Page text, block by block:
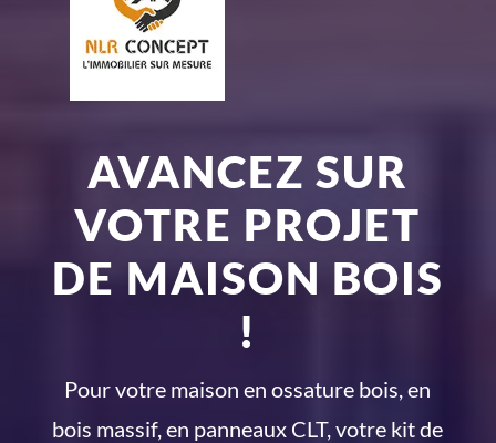
AVANCEZ SUR
VOTRE PROJET
DE MAISON BOIS
!
Pour votre maison en ossature bois, en
bois massif, en panneaux CLT, votre kit de